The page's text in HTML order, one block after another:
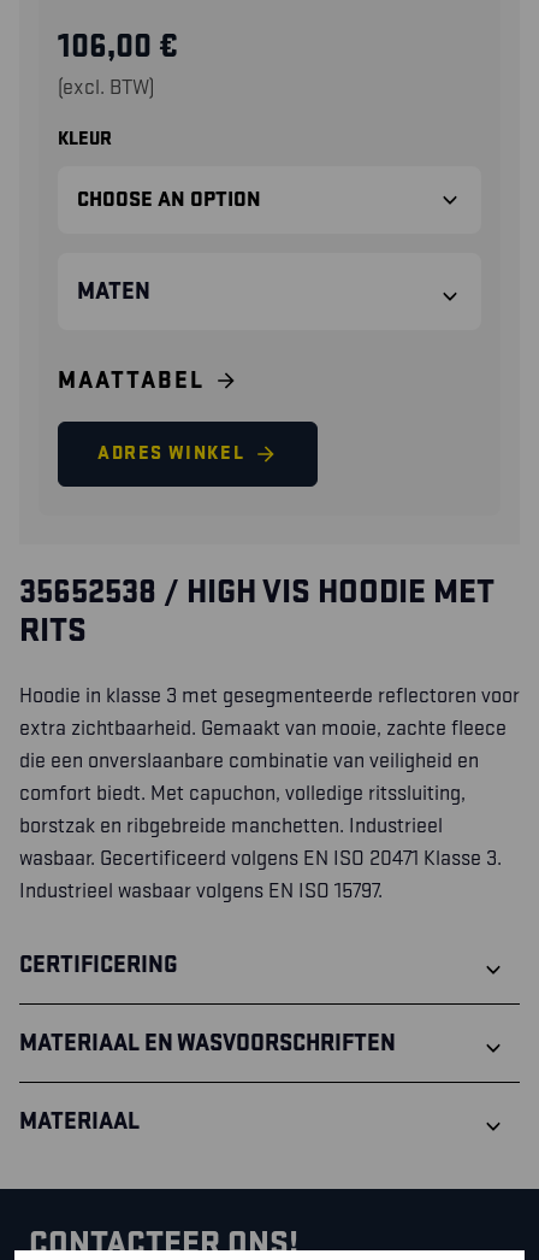
106,00 €
(excl. BTW)
KLEUR
MATEN
MAATTABEL
ADRES WINKEL
35652538 / HIGH VIS HOODIE MET
RITS
Hoodie in klasse 3 met gesegmenteerde reflectoren voor
extra zichtbaarheid. Gemaakt van mooie, zachte fleece
die een onverslaanbare combinatie van veiligheid en
comfort biedt. Met capuchon, volledige ritssluiting,
borstzak en ribgebreide manchetten. Industrieel
wasbaar. Gecertificeerd volgens EN ISO 20471 Klasse 3.
Industrieel wasbaar volgens EN ISO 15797.
CERTIFICERING
MATERIAAL EN WASVOORSCHRIFTEN
MATERIAAL
CONTACTEER ONS!